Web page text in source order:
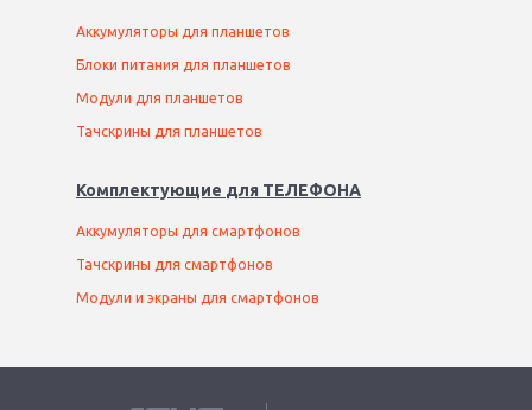
Аккумуляторы для планшетов
Блоки питания для планшетов
Модули для планшетов
Тачскрины для планшетов
Комплектующие для ТЕЛЕФОНА
Аккумуляторы для смартфонов
Тачскрины для смартфонов
Модули и экраны для смартфонов